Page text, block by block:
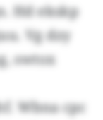
Hd ekskp
Vg dzy
swtox
Wbna cpc